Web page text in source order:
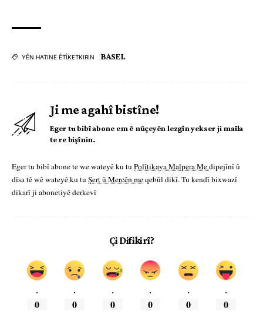
YÊN HATINE ÊTÎKETKIRIN BASEL
Ji me agahî bistîne!
Eger tu bibî abone em ê nûçeyên lezgîn yekser ji maîla
te re bişînin.
Eger tu bibî abone te we wateyê ku tu Polîtikaya Malpera Medipejînî û
dîsa tê wê wateyê ku tu Şert û Mercên meqebûl dikî. Tu kendî bixwazî
dikarî ji abonetiyê derkevî
Çi Difikirî?
.
0
.
0
.
0
.
0
.
0
.
0